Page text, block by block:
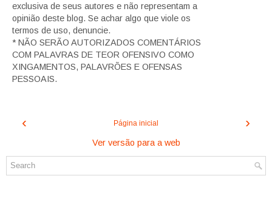
exclusiva de seus autores e não representam a
opinião deste blog. Se achar algo que viole os
termos de uso, denuncie.
* NÃO SERÃO AUTORIZADOS COMENTÁRIOS
COM PALAVRAS DE TEOR OFENSIVO COMO
XINGAMENTOS, PALAVRÕES E OFENSAS
PESSOAIS.
‹ ›
Página inicial
Ver versão para a web